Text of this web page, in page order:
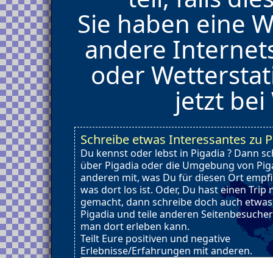
Sie haben eine
andere
oder
jetzt
Schreibe etwas Interessantes zu
Du kennst oder lebst in Pigadia ? Dann
über Pigadia oder die Umgebung von
anderen mit, was Du für diesen Ort
was dort los ist. Oder, Du hast einen Trip
gemacht, dann schreibe doch auch
Pigadia und teile anderen
man dort erleben kann.
Teilt Eure positiven und negative
Erlebnisse/Erfahrungen mit anderen.